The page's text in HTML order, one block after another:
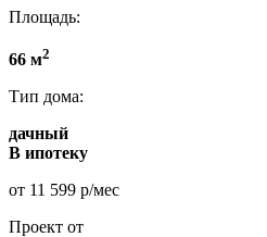
Площадь:
66 м2
Тип дома:
дачный
В ипотеку
от 11 599 р/мес
Проект от